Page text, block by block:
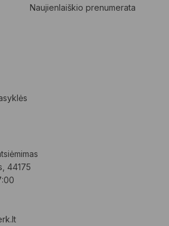
Naujienlaiškio prenumerata
44175